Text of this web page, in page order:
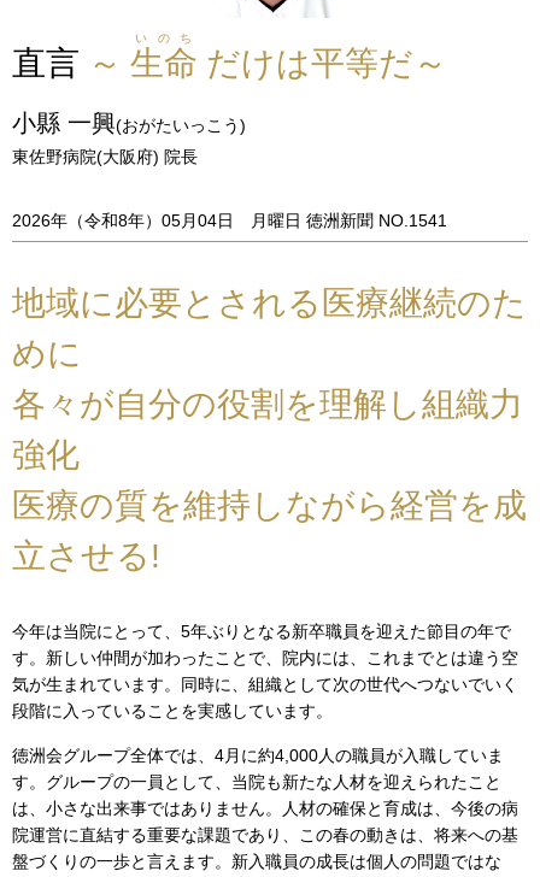
直言 ～ 生命
いのち
だけは平等だ～
小縣 一興(おがたいっこう)
東佐野病院(大阪府) 院長
2026年（令和8年）05月04日 月曜日 徳洲新聞 NO.1541
地域に必要とされる医療継続のた
めに
各々が自分の役割を理解し組織力
強化
医療の質を維持しながら経営を成
立させる!
今年は当院にとって、5年ぶりとなる新卒職員を迎えた節目の年で
す。新しい仲間が加わったことで、院内には、これまでとは違う空
気が生まれています。同時に、組織として次の世代へつないでいく
段階に入っていることを実感しています。
徳洲会グループ全体では、4月に約4,000人の職員が入職していま
す。グループの一員として、当院も新たな人材を迎えられたこと
は、小さな出来事ではありません。人材の確保と育成は、今後の病
院運営に直結する重要な課題であり、この春の動きは、将来への基
盤づくりの一歩と言えます。新入職員の成長は個人の問題ではな